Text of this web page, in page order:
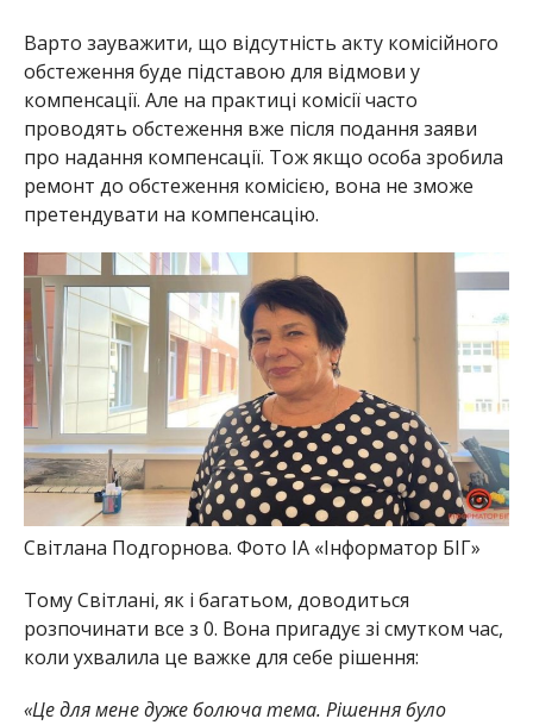
Варто зауважити, що відсутність акту комісійного
обстеження буде підставою для відмови у
компенсації. Але на практиці комісії часто
проводять обстеження вже після подання заяви
про надання компенсації. Тож якщо особа зробила
ремонт до обстеження комісією, вона не зможе
претендувати на компенсацію.
Світлана Подгорнова. Фото ІА «Інформатор БІГ»
Тому Світлані, як і багатьом, доводиться
розпочинати все з 0. Вона пригадує зі смутком час,
коли ухвалила це важке для себе рішення:
«Це для мене дуже болюча тема. Рішення було